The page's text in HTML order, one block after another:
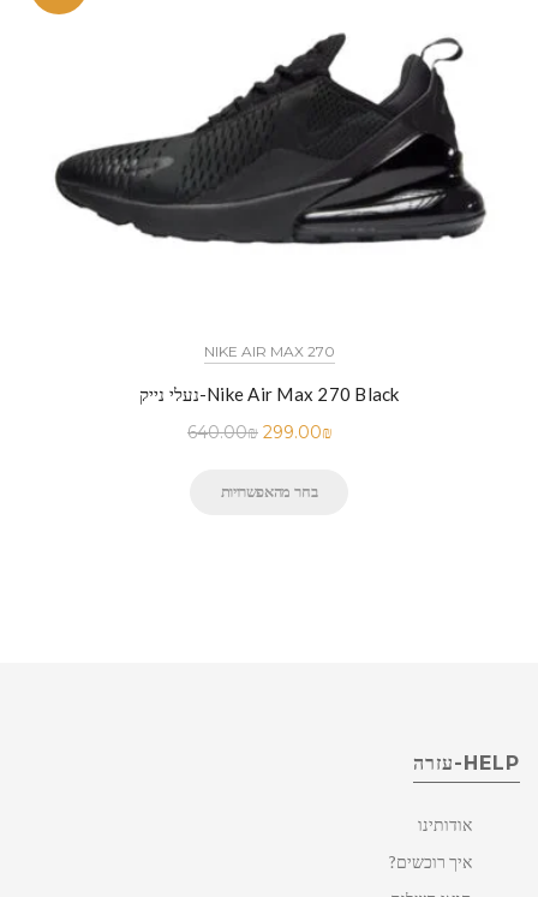
NIKE AIR MAX 270
נעלי נייק-Nike Air Max 270 Black
640.00₪ 299.00₪
בחר מהאפשרויות
HELP-עזרה
אודותינו
איך רוכשים?